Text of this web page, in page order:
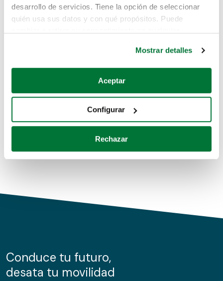
desarrollo de servicios. Tiene la opción de seleccionar
quién usa sus datos y con qué propósitos. Puede
Si lo permite, también quisiéramos:
Recopilar información sobre su ubicación geográfica
Identificar su dispositivo analizándolo activamente
para buscar características específicas (huellas
Obtenga más información sobre cómo se procesan sus
de cookies.
información sobre el uso que haga del sitio web con
nuestros partners de redes sociales, publicidad y análisis
Mostrar detalles
Aceptar
Configurar
Rechazar
Pero puedes encontrar el coche que estás
buscando en alguno de estos enlaces:
Coches de segunda mano
Coches de km0
Conduce tu futuro,
desata tu movilidad